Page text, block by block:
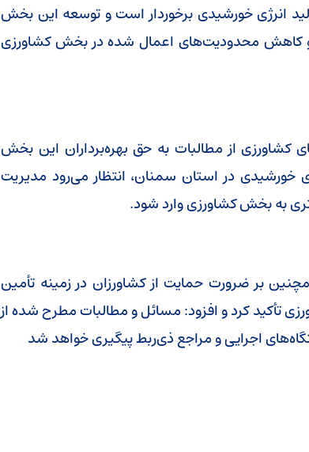
انرژی خورشیدی برخوردار است و توسعه این بخش
و کاهش محدودیت‌های اعمال شده در بخش کشاورزی
کشاورزی از مطالبات به حق بهره‌برداران این بخش
خورشیدی در استان سمنان، انتظار می‌رود مدیریت
به بخش کشاورزی وارد شود.
بر ضرورت حمایت از کشاورزان در زمینه تأمین
تأکید کرد و افزود: مسائل و مطالبات مطرح شده از
اجرایی و مراجع ذی‌ربط پیگیری خواهد شد